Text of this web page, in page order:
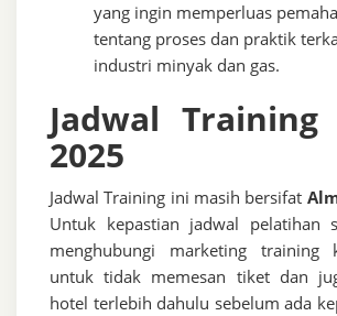
yang ingin memperluas
tentang proses dan praktik
industri minyak dan gas.
Jadwal Training
2025
Jadwal Training ini masih bersifat
Untuk kepastian jadwal pelatihan
menghubungi marketing training
untuk tidak memesan tiket dan
hotel terlebih dahulu sebelum ada